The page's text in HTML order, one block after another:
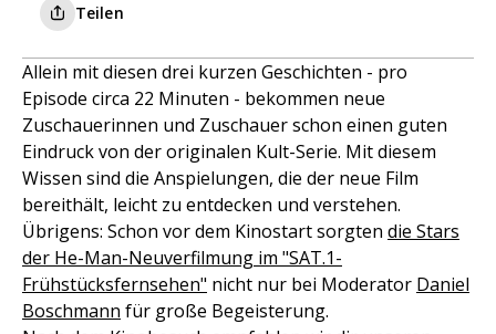
Teilen
Allein mit diesen drei kurzen Geschichten - pro
Episode circa 22 Minuten - bekommen neue
Zuschauerinnen und Zuschauer schon einen guten
Eindruck von der originalen Kult-Serie. Mit diesem
Wissen sind die Anspielungen, die der neue Film
bereithält, leicht zu entdecken und verstehen.
Übrigens: Schon vor dem Kinostart sorgten die Stars
der He-Man-Neuverfilmung im "SAT.1-
Frühstücksfernsehen" nicht nur bei Moderator Daniel
Boschmann für große Begeisterung.